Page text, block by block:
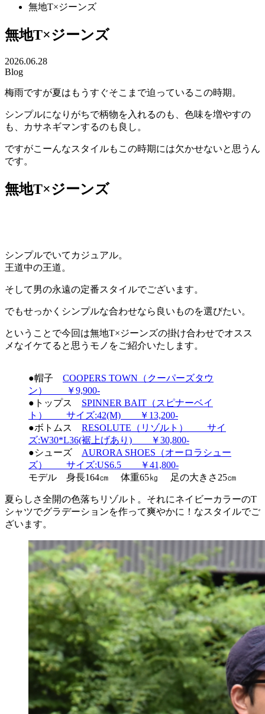
無地T×ジーンズ
無地T×ジーンズ
2026.06.28
Blog
梅雨ですが夏はもうすぐそこまで迫っているこの時期。
シンプルになりがちで柄物を入れるのも、色味を増やすの
も、カサネギマンするのも良し。
ですがこーんなスタイルもこの時期には欠かせないと思うん
です。
無地T×ジーンズ
シンプルでいてカジュアル。
王道中の王道。
そして男の永遠の定番スタイルでございます。
でもせっかくシンプルな合わせなら良いものを選びたい。
ということで今回は無地T×ジーンズの掛け合わせでオスス
メなイケてると思うモノをご紹介いたします。
●帽子 COOPERS TOWN（クーパーズタウ
ン） ￥9,900-
●トップス SPINNER BAIT（スピナーベイ
ト） サイズ:42(M) ￥13,200-
●ボトムス RESOLUTE（リゾルト） サイ
ズ:W30*L36(裾上げあり) ￥30,800-
●シューズ AURORA SHOES（オーロラシュー
ズ） サイズ:US6.5 ￥41,800-
モデル 身長164㎝ 体重65㎏ 足の大きさ25㎝
夏らしさ全開の色落ちリゾルト。それにネイビーカラーのT
シャツでグラデーションを作って爽やかに！なスタイルでご
ざいます。